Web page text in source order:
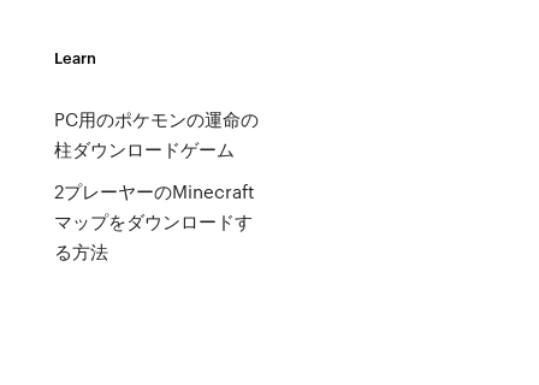
Learn
PC用のポケモンの運命の
柱ダウンロードゲーム
2プレーヤーのMinecraft
マップをダウンロードす
る方法